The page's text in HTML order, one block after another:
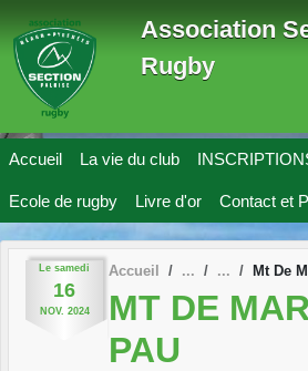
Association
Rugby
Accueil La vie du club
Ecole de rugby Livre d'or Contact et
Le samedi
16
NOV. 2024
Accueil Mt De
MT DE
PAU